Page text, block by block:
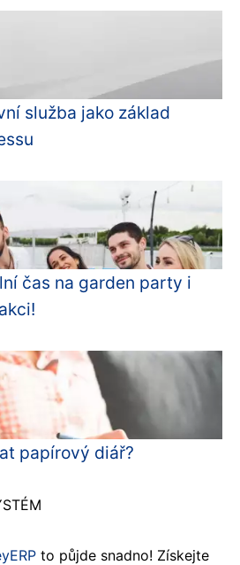
služba jako základ
čas na garden party i
papírový diář?
to půjde snadno! Získejte